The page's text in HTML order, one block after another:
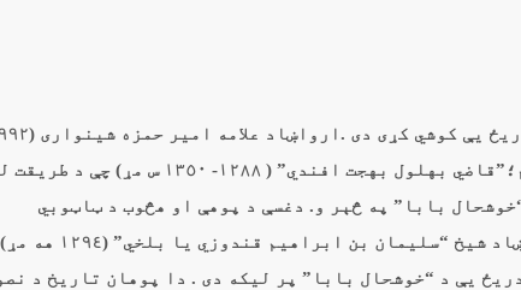
ل مړ) پر همدې پله تللى او د ترکيې يو مشهور ستر عالم؛”قاضي بهلول بهجت افندي” (
بابا” په څېر و. دغسې د پوهې او هڅوب د ټاټوبي
(افغانستان) د هجري درېيمې پېړۍ ستر
يې د “خوشحال بابا” پر ليکه دى . دا پوهان تاريخ د